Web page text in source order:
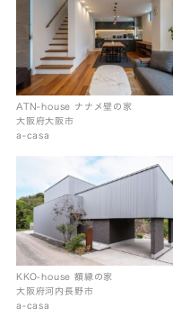
ATN-house ナナメ壁の家
大阪府大阪市
a-casa
KKO-house 額縁の家
大阪府河内長野市
a-casa